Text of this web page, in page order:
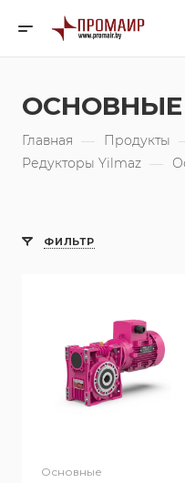
ОСНОВНЫЕ
Главная — Продукты
Редукторы Yilmaz —
ФИЛЬТР
Основные